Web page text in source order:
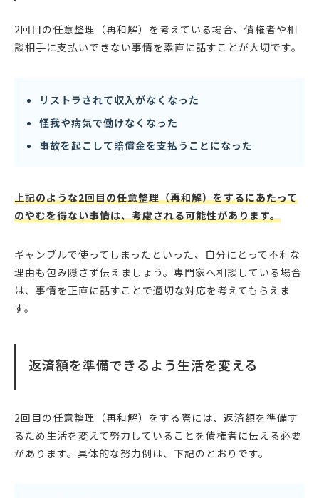
2回目の任意整理（再和解）を考えている場合、債権者や相
談相手に支払いできない事情を素直に話すことが大切です。
リストラされて収入がなくなった
怪我や病気で働けなくなった
事故を起こして賠償金を支払うことになった
上記のような2回目の任意整理（再和解）をするにあたって
のやむを得ない事情は、考慮される可能性があります。
ギャンブルで使ってしまったといった、自分にとって不利な
理由も包み隠さず伝えましょう。専門家へ相談している場合
は、事情を正直に話すことで適切な対応を考えてもらえま
す。
返済額を準備できるよう生活を変える
2回目の任意整理（再和解）をする際には、返済額を準備す
るため生活を変えて努力していることを債権者に伝える必要
があります。具体的な努力例は、下記のとおりです。